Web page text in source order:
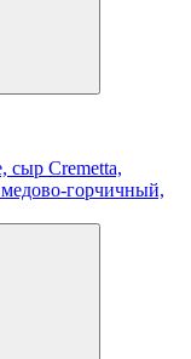
сыр Cremetta,
медово-горчичный,